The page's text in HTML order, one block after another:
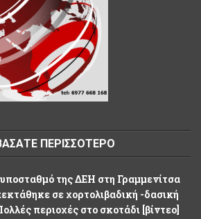
ΠΕΡΙΣΣΟΤΕΡΟ
της ΔΕΗ στη Γραμμενίτσα
σε χορτολιβαδική -δασική
περιοχές στο σκοτάδι [βίντεο]